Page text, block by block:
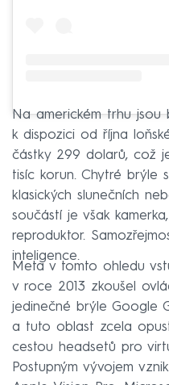
Na americkém trhu jsou
k dispozici od října
částky 299 dolarů, což
tisíc korun. Chytré brýle
klasických slunečních
součástí je však
reproduktor.
inteligence.
Meta v tomto ohledu
v roce 2013 zkoušel
jedinečné brýle Google
a tuto oblast zcela
cestou headsetů pro
Postupným vývojem